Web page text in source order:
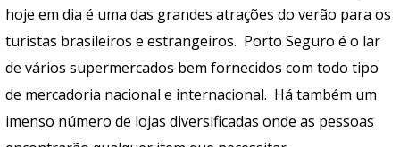
hoje em dia é uma das grandes atrações do verão para os
turistas brasileiros e estrangeiros. Porto Seguro é o lar
de vários supermercados bem fornecidos com todo tipo
de mercadoria nacional e internacional. Há também um
imenso número de lojas diversificadas onde as pessoas